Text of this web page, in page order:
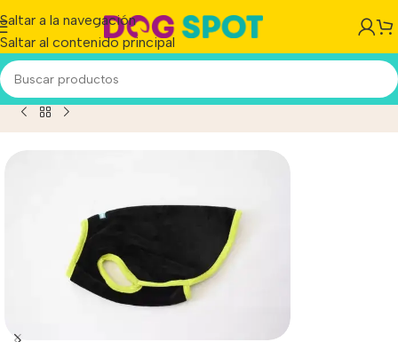
Saltar a la navegación
Saltar al contenido principal
Perro Mpc Buzo India Polar Soft T 38 Calidad Premium